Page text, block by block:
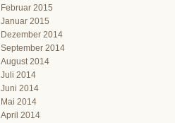
Februar 2015
Januar 2015
Dezember 2014
September 2014
August 2014
Juli 2014
Juni 2014
Mai 2014
April 2014